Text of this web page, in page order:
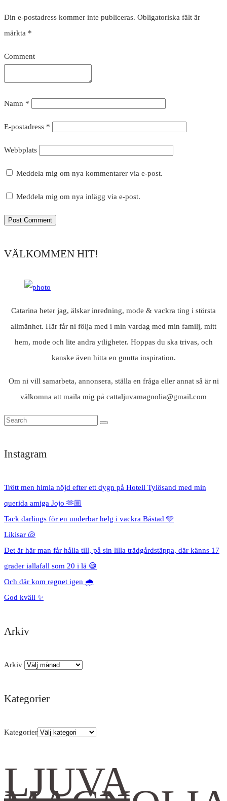
Din e-postadress kommer inte publiceras. Obligatoriska fält är
märkta *
Comment
Namn *
E-postadress *
Webbplats
Meddela mig om nya kommentarer via e-post.
Meddela mig om nya inlägg via e-post.
VÄLKOMMEN HIT!
Catarina heter jag, älskar inredning, mode & vackra ting i största
allmänhet. Här får ni följa med i min vardag med min familj, mitt
hem, mode och lite andra ytligheter. Hoppas du ska trivas, och
kanske även hitta en gnutta inspiration.
Om ni vill samarbeta, annonsera, ställa en fråga eller annat så är ni
välkomna att maila mig på cattaljuvamagnolia@gmail.com
Instagram
Trött men himla nöjd efter ett dygn på Hotell Tylösand med min
querida amiga Jojo 🫶🏼
Tack darlings för en underbar helg i vackra Båstad 🩵
Likisar 🐚
Det är här man får hålla till, på sin lilla trädgårdstäppa, där känns 17
grader iallafall som 20 i lä 😅
Och där kom regnet igen 🌧️
God kväll ✨
Arkiv
Arkiv
Kategorier
Kategorier
LJUVA